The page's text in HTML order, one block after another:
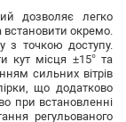
дозволяє легко
встановити окремо.
з точкою доступу.
кут місця ±15° та
сильних вітрів
що додатково
при встановленні
регульованого